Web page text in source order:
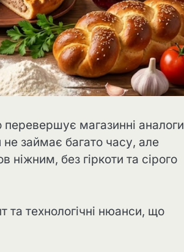
магазинні аналоги
займає багато часу, але
ніжним, без гіркоти та сірого
та технологічні нюанси, що